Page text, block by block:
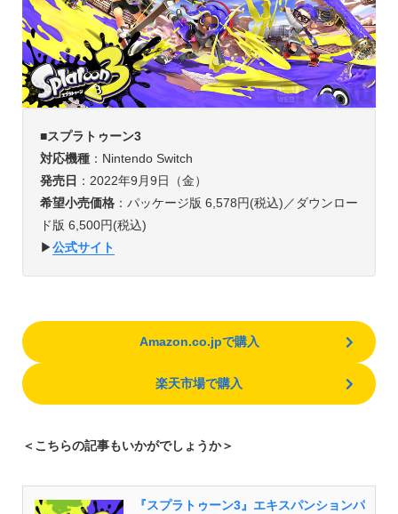
■スプラトゥーン3
対応機種：Nintendo Switch
発売日 ：2022年9月9日（金）
希望小売価格：パッケージ版 6,578円(税込)／ダウンロー
ド版 6,500円(税込)
▶︎公式サイト
Amazon.co.jpで購入
楽天市場で購入
＜こちらの記事もいかがでしょうか＞
『スプラトゥーン3』エキスパンションパ